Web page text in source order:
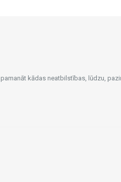
kādas neatbilstības, lūdzu,